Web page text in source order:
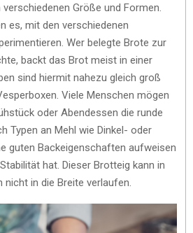
Größe und Formen.
es, mit den verschiedenen
Wer belegte Brote zur
backt das Brot meist in einer
sind hiermit nahezu gleich groß
Viele Menschen mögen
oder Abendessen die runde
Typen an Mehl wie Dinkel- oder
guten Backeigenschaften aufweisen
hat. Dieser Brotteig kann in
in die Breite verlaufen.